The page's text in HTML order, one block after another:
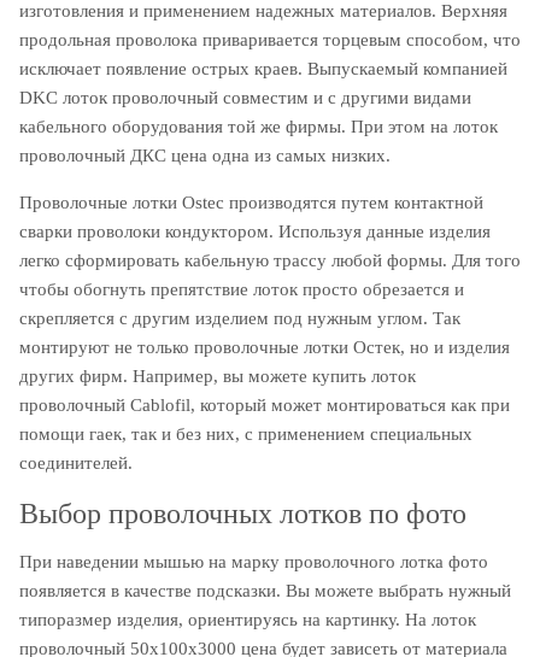
изготовления и применением надежных материалов. Верхняя
продольная проволока приваривается торцевым способом, что
исключает появление острых краев. Выпускаемый компанией
DKC лоток проволочный совместим и с другими видами
кабельного оборудования той же фирмы. При этом на лоток
проволочный ДКС цена одна из самых низких.
Проволочные лотки Ostec производятся путем контактной
сварки проволоки кондуктором. Используя данные изделия
легко сформировать кабельную трассу любой формы. Для того
чтобы обогнуть препятствие лоток просто обрезается и
скрепляется с другим изделием под нужным углом. Так
монтируют не только проволочные лотки Остек, но и изделия
других фирм. Например, вы можете купить лоток
проволочный Сablofil, который может монтироваться как при
помощи гаек, так и без них, с применением специальных
соединителей.
Выбор проволочных лотков по фото
При наведении мышью на марку проволочного лотка фото
появляется в качестве подсказки. Вы можете выбрать нужный
типоразмер изделия, ориентируясь на картинку. На лоток
проволочный 50х100х3000 цена будет зависеть от материала